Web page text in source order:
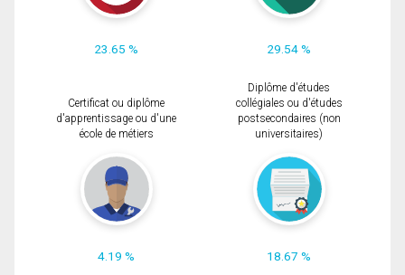
23.65 % 29.54 %
Certificat ou diplôme
d'apprentissage ou d'une
école de métiers
4.19 %
Diplôme d'études
collégiales ou d'études
postsecondaires (non
universitaires)
18.67 %